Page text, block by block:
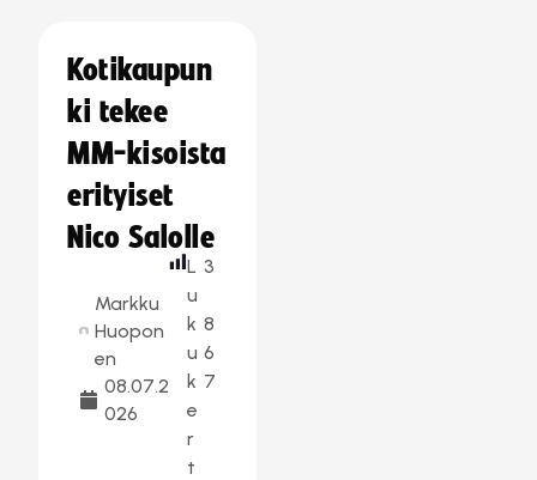
Kotikaupun
ki tekee
MM-kisoista
erityiset
Nico Salolle
Markku
Huopon
en
08.07.2
026
L
u
k
u
k
e
r
t
3
8
6
7